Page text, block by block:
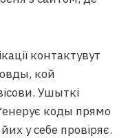
контактувут
кой
Ушыткі
коды прямо
йих у себе провіряє.